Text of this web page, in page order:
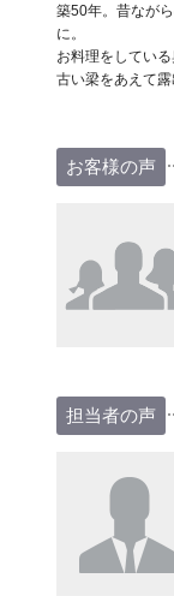
築50年。昔なが
に。
お料理をしてい
古い梁をあえて露
お客様の声
担当者の声